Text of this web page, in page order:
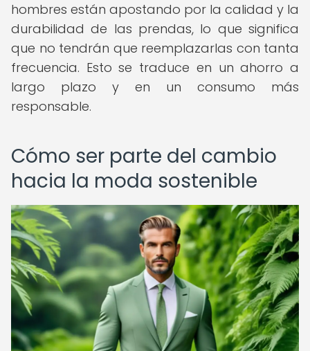
hombres están apostando por la calidad y la
durabilidad de las prendas, lo que significa
que no tendrán que reemplazarlas con tanta
frecuencia. Esto se traduce en un ahorro a
largo plazo y en un consumo más
responsable.
Cómo ser parte del cambio
hacia la moda sostenible